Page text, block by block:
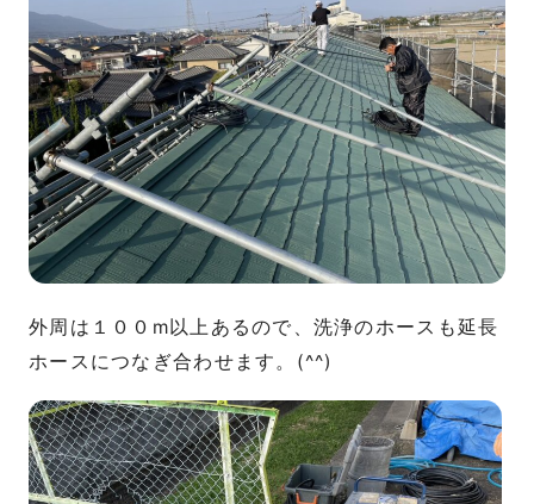
外周は１００m以上あるので、洗浄のホースも延長
ホースにつなぎ合わせます。(^^)